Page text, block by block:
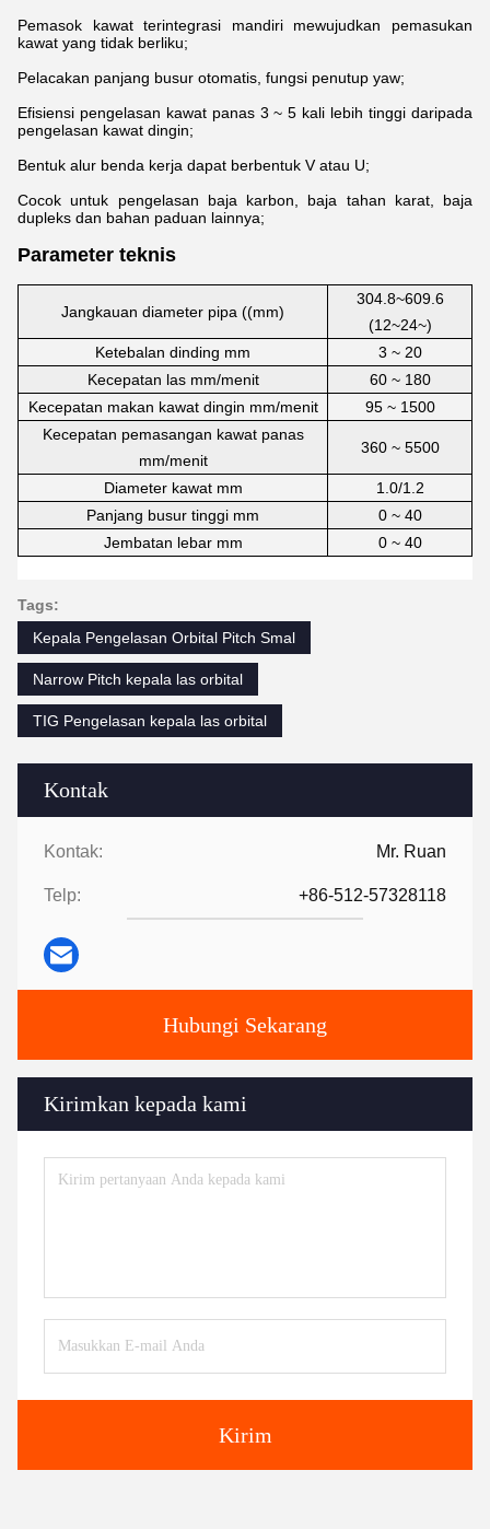
Kontak
Kontak: Mr. Ruan
Telp: +86-512-57328118
Hubungi Sekarang
Kirimkan kepada kami
Kirim
Pemasok kawat terintegrasi mandiri mewujudkan pemasukan
kawat yang tidak berliku;
Pelacakan panjang busur otomatis, fungsi penutup yaw;
Efisiensi pengelasan kawat panas 3 ~ 5 kali lebih tinggi daripada
pengelasan kawat dingin;
Bentuk alur benda kerja dapat berbentuk V atau U;
Cocok untuk pengelasan baja karbon, baja tahan karat, baja
dupleks dan bahan paduan lainnya;
Parameter teknis
Jangkauan diameter pipa ((mm)
304.8~609.6
(12~24~)
Ketebalan dinding mm
3 ~ 20
Kecepatan las mm/menit
60 ~ 180
Kecepatan makan kawat dingin mm/menit
95 ~ 1500
Kecepatan pemasangan kawat panas
mm/menit
360 ~ 5500
Diameter kawat mm
1.0/1.2
Panjang busur tinggi mm
0 ~ 40
Jembatan lebar mm
0 ~ 40
Tags:
Kepala Pengelasan Orbital Pitch Smal
Narrow Pitch kepala las orbital
TIG Pengelasan kepala las orbital